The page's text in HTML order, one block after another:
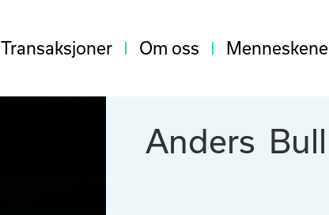
Transaksjoner Om oss Menneskene
Anders Bull